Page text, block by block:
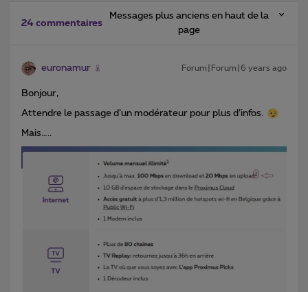
24 commentaires
Messages plus anciens en haut de la
page
euronamur Forum|Forum|6 years ago
Bonjour,
Attendre le passage d’un modérateur pour plus d’infos.
Mais…..